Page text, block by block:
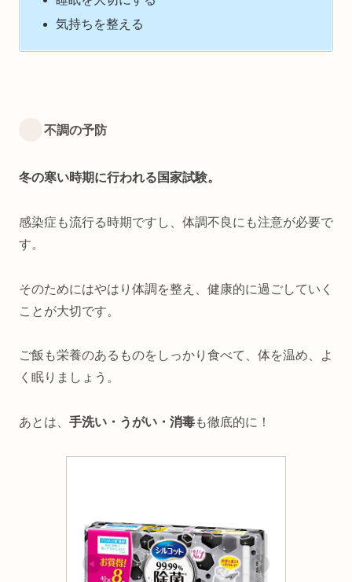
気持ちを整える
不調の予防
冬の寒い時期に行われる国家試験。
感染症も流行る時期ですし、体調不良にも注意が必要で
す。
そのためにはやはり体調を整え、健康的に過ごしていく
ことが大切です。
ご飯も栄養のあるものをしっかり食べて、体を温め、よ
く眠りましょう。
あとは、 手洗い・うがい・消毒も徹底的に！